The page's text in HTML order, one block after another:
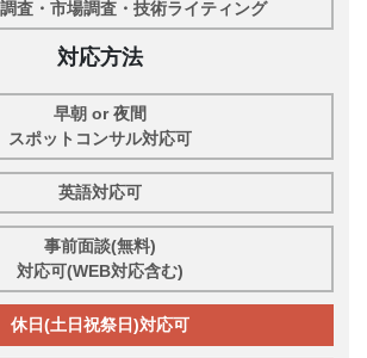
査・市場調査・技術ライティング
対応方法
早朝 or 夜間
スポットコンサル対応可
英語対応可
事前面談(無料)
対応可(WEB対応含む)
休日(土日祝祭日)対応可